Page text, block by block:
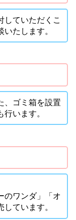
していただくこ
たします。
、ゴミ箱を設置
います。
のワンダ」「オ
ています。